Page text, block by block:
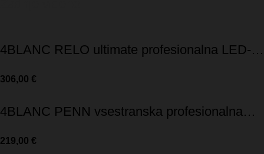
4BLANC RELO ultimate profesionalna LED-
306,00 €
4BLANC PENN vsestranska profesionalna
219,00 €